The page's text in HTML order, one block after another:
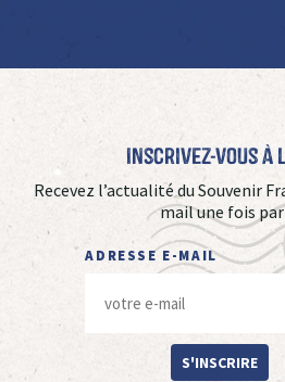
Inscrivez-vous à
Recevez l’actualité du Souvenir
mail une fois
ADRESSE E-MAIL
S'INSCRIRE